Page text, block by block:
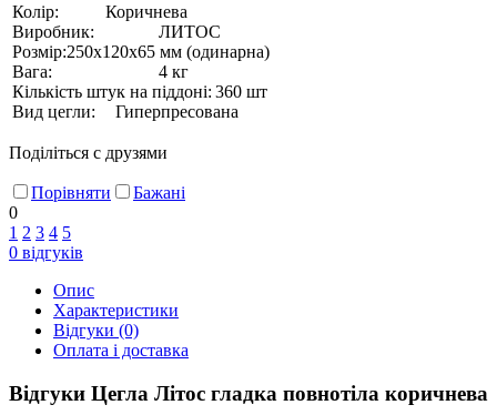
Колір:
Коричнева
Виробник:
ЛИТОС
Розмір:250х120х65 мм (одинарна)
Вага:
4 кг
Кількість штук на піддоні: 360 шт
Вид цегли:
Гиперпресована
Поділіться с друзями
Порівняти
Бажані
0
1 2 3 4 5
0 відгуків
Опис
Характеристики
Відгуки (0)
Оплата і доставка
Відгуки Цегла Літос гладка повнотіла коричнева